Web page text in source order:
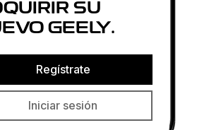
SU
GEELY.
Regístrate
Iniciar sesión